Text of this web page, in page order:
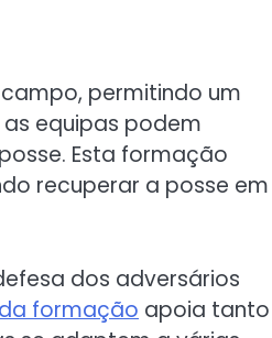
permitindo um
equipas podem
Esta formação
recuperar a posse em
dos adversários
da formação apoia tanto